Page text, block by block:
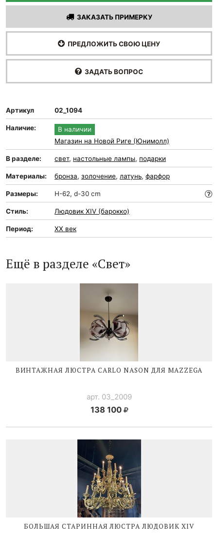
ЗАКАЗАТЬ ПРИМЕРКУ
ПРЕДЛОЖИТЬ СВОЮ ЦЕНУ
ЗАДАТЬ ВОПРОС
Артикул 02_1094
Наличие:
В наличии
Магазин на Новой Риге (Юнимолл)
В разделе: свет, настольные лампы, подарки
Материалы: бронза, золочение, латунь, фарфор
Размеры: H-62, d-30 cm
Стиль: Людовик XIV (барокко)
Период: XX век
Ещё в разделе «Свет»
ВИНТАЖНАЯ ЛЮСТРА CARLO NASON ДЛЯ MAZZEGA
арт. 03_2009
138 100
БОЛЬШАЯ СТАРИННАЯ ЛЮСТРАЛЮДОВИК XIV